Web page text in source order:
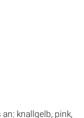
knallgelb, pink,